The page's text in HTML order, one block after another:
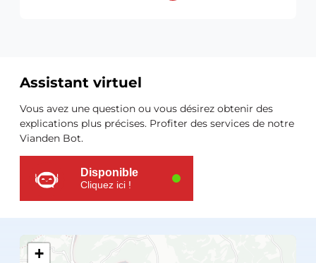
Ressources
supplémentaires
Assistant virtuel
Vous avez une question ou vous désirez obtenir des
explications plus précises. Profiter des services de notre
Vianden Bot.
Disponible
Cliquez ici !
+